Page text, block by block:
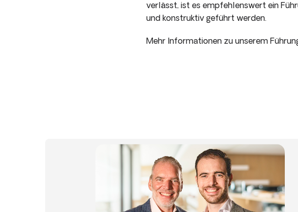
verlässt, ist es empfehlenswert ein
und konstruktiv geführt werden.
Mehr Informationen zu unserem